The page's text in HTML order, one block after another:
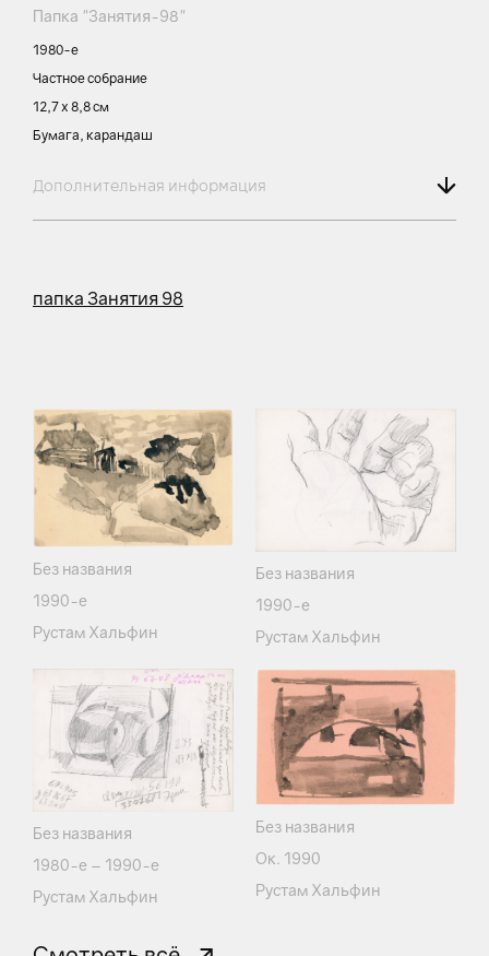
Папка "Занятия-98"
1980-е
Частное собрание
12,7 х 8,8 см
Бумага, карандаш
Дополнительная информация
папка Занятия 98
Без названия
1990-е
Рустам Хальфин
Без названия
1990-е
Рустам Хальфин
Без названия
1980-е – 1990-е
Рустам Хальфин
Без названия
Ок. 1990
Рустам Хальфин